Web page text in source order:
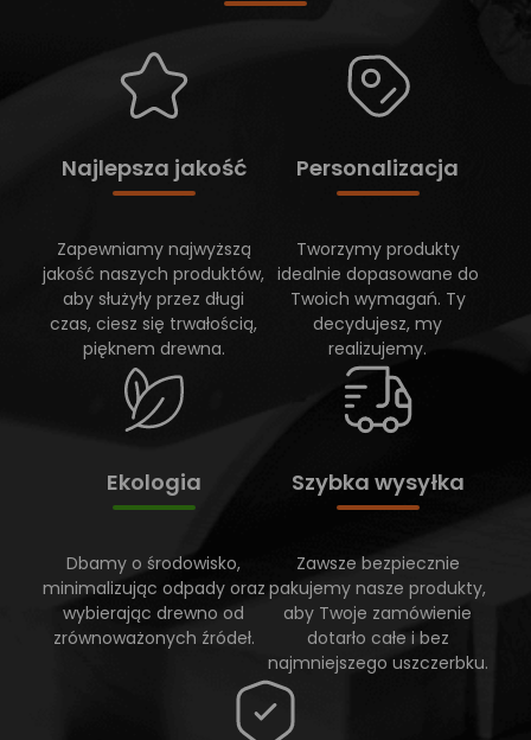
Najlepsza jakość
Zapewniamy najwyższą
jakość naszych produktów,
aby służyły przez długi
czas, ciesz się trwałością,
pięknem drewna.
Personalizacja
Tworzymy produkty
idealnie dopasowane do
Twoich wymagań. Ty
decydujesz, my
realizujemy.
Ekologia
Dbamy o środowisko,
minimalizując odpady oraz
wybierając drewno od
zrównoważonych źródeł.
Szybka wysyłka
Zawsze bezpiecznie
pakujemy nasze produkty,
aby Twoje zamówienie
dotarło całe i bez
najmniejszego uszczerbku.